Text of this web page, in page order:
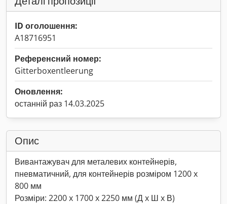
ID оголошення:
A18716951
Референсний номер:
Gitterboxentleerung
Оновлення:
останній раз 14.03.2025
Опис
Вивантажувач для металевих контейнерів,
пневматичний, для контейнерів розміром 1200 x
800 мм
Розміри: 2200 x 1700 x 2250 мм (Д x Ш x В)